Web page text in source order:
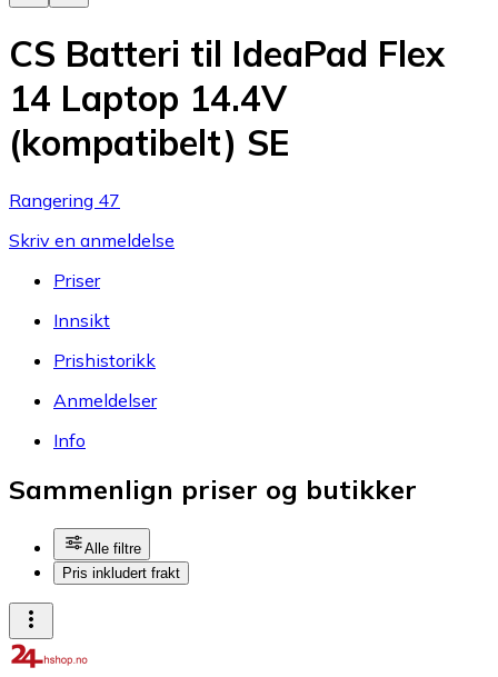
CS Batteri til IdeaPad Flex
14 Laptop 14.4V
(kompatibelt) SE
Rangering 47
Skriv en anmeldelse
Priser
Innsikt
Prishistorikk
Anmeldelser
Info
Sammenlign priser og butikker
Alle filtre
Pris inkludert frakt